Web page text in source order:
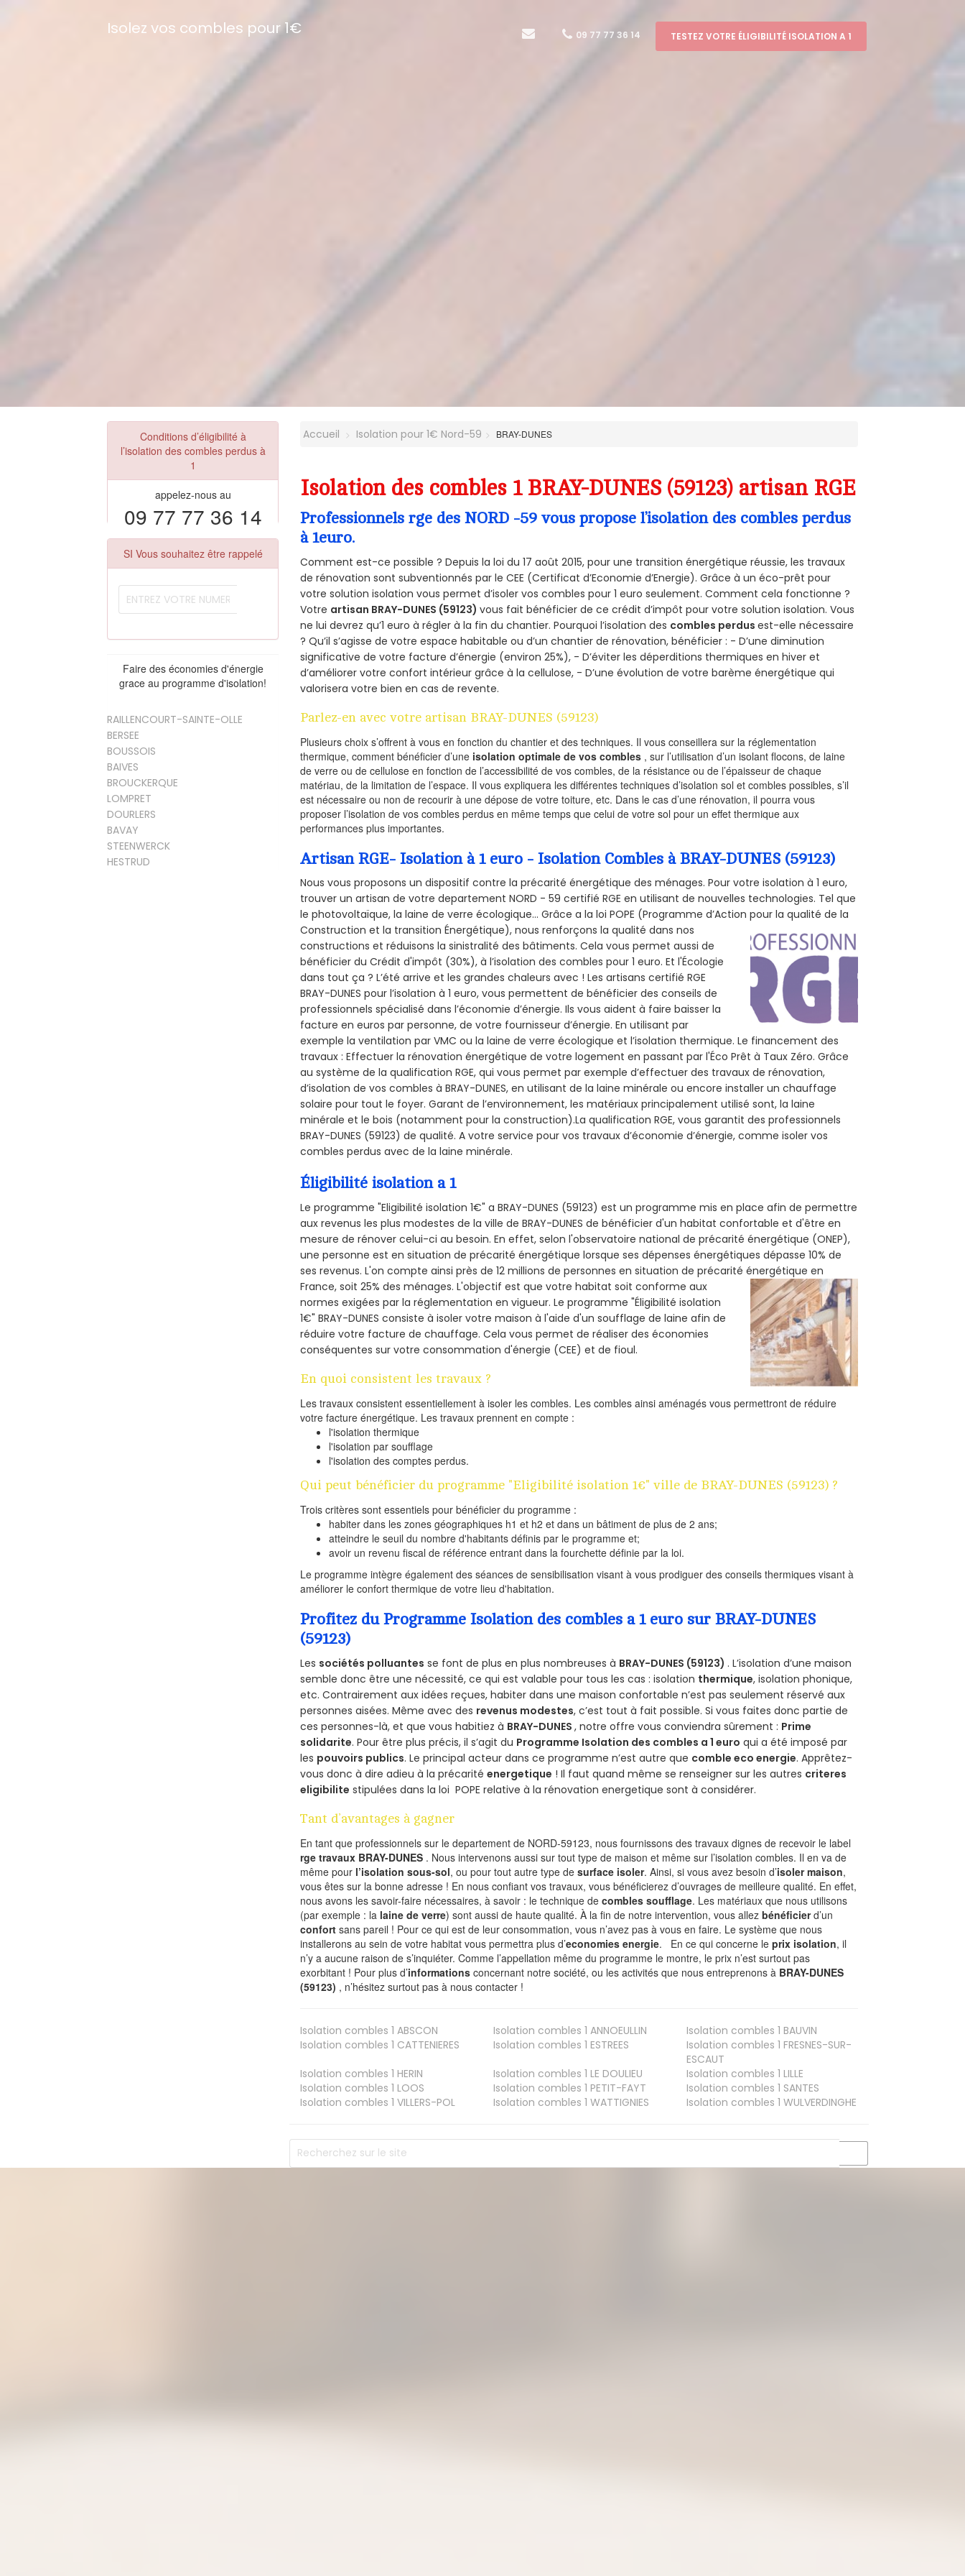
Isolez vos combles pour 1€ 09 77 77 36 14 TESTEZ VOTRE ÉLIGIBILITÉ ISOLATION A 1
Conditions d’éligibilité à
l’isolation des combles perdus à
1
appelez-nous au
09 77 77 36 14
SI Vous souhaitez être rappelé
Faire des économies d'énergie
grace au programme d'isolation!
RAILLENCOURT-SAINTE-OLLE
BERSEE
BOUSSOIS
BAIVES
BROUCKERQUE
LOMPRET
DOURLERS
BAVAY
STEENWERCK
HESTRUD
Accueil Isolation pour 1€ Nord-59 BRAY-DUNES
Isolation des combles 1 BRAY-DUNES (59123) artisan RGE
Professionnels rge des NORD -59 vous propose l’isolation des combles perdus
à 1euro.
Comment est-ce possible ? Depuis la loi du 17 août 2015, pour une transition énergétique réussie, les travaux
de rénovation sont subventionnés par le CEE (Certificat d’Economie d’Energie). Grâce à un éco-prêt pour
votre solution isolation vous permet d’isoler vos combles pour 1 euro seulement. Comment cela fonctionne ?
Votre artisan BRAY-DUNES (59123)vous fait bénéficier de ce crédit d’impôt pour votre solution isolation. Vous
ne lui devrez qu’1 euro à régler à la fin du chantier. Pourquoi l’isolation des combles perdusest-elle nécessaire
? Qu’il s’agisse de votre espace habitable ou d’un chantier de rénovation, bénéficier : - D’une diminution
significative de votre facture d’énergie (environ 25%), - D’éviter les déperditions thermiques en hiver et
d’améliorer votre confort intérieur grâce à la cellulose, - D’une évolution de votre barème énergétique qui
valorisera votre bien en cas de revente.
Parlez-en avec votre artisan BRAY-DUNES (59123)
Plusieurs choix s’offrent à vous en fonction du chantier et des techniques. Il vous conseillera sur la réglementation
thermique, comment bénéficier d’une isolation optimale de vos combles , sur l’utilisation d’un isolant flocons, de laine
de verre ou de cellulose en fonction de l’accessibilité de vos combles, de la résistance ou de l’épaisseur de chaque
matériau, de la limitation de l’espace. Il vous expliquera les différentes techniques d’isolation sol et combles possibles, s’il
est nécessaire ou non de recourir à une dépose de votre toiture, etc. Dans le cas d’une rénovation, il pourra vous
proposer l’isolation de vos combles perdus en même temps que celui de votre sol pour un effet thermique aux
performances plus importantes.
Artisan RGE- Isolation à 1 euro - Isolation Combles à BRAY-DUNES (59123)
Nous vous proposons un dispositif contre la précarité énergétique des ménages. Pour votre isolation à 1 euro,
trouver un artisan de votre departement NORD - 59 certifié RGE en utilisant de nouvelles technologies. Tel que
le photovoltaïque, la laine de verre écologique... Grâce a la loi POPE (Programme d’Action pour la qualité de la
Construction et la transition Énergétique), nous renforçons la qualité dans nos
constructions et réduisons la sinistralité des bâtiments. Cela vous permet aussi de
bénéficier du Crédit d'impôt (30%), à l’isolation des combles pour 1 euro. Et l'Écologie
dans tout ça ? L’été arrive et les grandes chaleurs avec ! Les artisans certifié RGE
BRAY-DUNES pour l’isolation à 1 euro, vous permettent de bénéficier des conseils de
professionnels spécialisé dans l’économie d’énergie. Ils vous aident à faire baisser la
facture en euros par personne, de votre fournisseur d’énergie. En utilisant par
exemple la ventilation par VMC ou la laine de verre écologique et l’isolation thermique. Le financement des
travaux : Effectuer la rénovation énergétique de votre logement en passant par l'Éco Prêt à Taux Zéro. Grâce
au système de la qualification RGE, qui vous permet par exemple d’effectuer des travaux de rénovation,
d’isolation de vos combles à BRAY-DUNES, en utilisant de la laine minérale ou encore installer un chauffage
solaire pour tout le foyer. Garant de l’environnement, les matériaux principalement utilisé sont, la laine
minérale et le bois (notamment pour la construction).La qualification RGE, vous garantit des professionnels
BRAY-DUNES (59123) de qualité. A votre service pour vos travaux d’économie d’énergie, comme isoler vos
combles perdus avec de la laine minérale.
Éligibilité isolation a 1
Le programme "Eligibilité isolation 1€" a BRAY-DUNES (59123) est un programme mis en place afin de permettre
aux revenus les plus modestes de la ville de BRAY-DUNES de bénéficier d'un habitat confortable et d'être en
mesure de rénover celui-ci au besoin. En effet, selon l'observatoire national de précarité énergétique (ONEP),
une personne est en situation de précarité énergétique lorsque ses dépenses énergétiques dépasse 10% de
ses revenus. L'on compte ainsi près de 12 millions de personnes en situation de précarité énergétique en
France, soit 25% des ménages.L'objectif est que votre habitat soit conforme aux
normes exigées par la réglementation en vigueur. Le programme "Éligibilité isolation
1€" BRAY-DUNES consiste à isoler votre maison à l'aide d'un soufflage de laine afin de
réduire votre facture de chauffage. Cela vous permet de réaliser des économies
conséquentes sur votre consommation d'énergie (CEE) et de fioul.
En quoi consistent les travaux ?
Les travaux consistent essentiellement à isoler les combles. Les combles ainsi aménagés vous permettront de réduire
votre facture énergétique. Les travaux prennent en compte :
l'isolation thermique
l'isolation par soufflage
l'isolation des comptes perdus.
Qui peut bénéficier du programme "Eligibilité isolation 1€" ville de BRAY-DUNES (59123) ?
Trois critères sont essentiels pour bénéficier du programme :
habiter dans les zones géographiques h1 et h2 et dans un bâtiment de plus de 2 ans;
atteindre le seuil du nombre d'habitants définis par le programme et;
avoir un revenu fiscal de référence entrant dans la fourchette définie par la loi.
Le programme intègre également des séances de sensibilisation visant à vous prodiguer des conseils thermiques visant à
améliorer le confort thermique de votre lieu d'habitation.
Profitez du Programme Isolation des combles a 1 euro sur BRAY-DUNES
(59123)
Les sociétés polluantes se font de plus en plus nombreuses à BRAY-DUNES (59123) . L’isolation d’une maison
semble donc être une nécessité, ce qui est valable pour tous les cas : isolation thermique, isolation phonique,
etc. Contrairement aux idées reçues, habiter dans une maison confortable n’est pas seulement réservé aux
personnes aisées. Même avec des revenus modestes, c’est tout à fait possible. Si vous faites donc partie de
ces personnes-là, et que vous habitiez à BRAY-DUNES, notre offre vous conviendra sûrement : Prime
solidarite. Pour être plus précis, il s’agit du Programme Isolation des combles a 1 euro qui a été imposé par
les pouvoirs publics. Le principal acteur dans ce programme n’est autre que comble eco energie. Apprêtez-
vous donc à dire adieu à la précaritéenergetique ! Il faut quand même se renseigner sur les autres criteres
eligibilite stipulées dans la loi POPE relative à la rénovation energetique sont à considérer.
Tant d’avantages à gagner
En tant que professionnels sur le departement de NORD-59123, nous fournissons des travaux dignes de recevoir le label
rge travaux BRAY-DUNES . Nous intervenons aussi sur tout type de maison et même sur l’isolation combles. Il en va de
même pour l’isolation sous-sol, ou pour tout autre type desurface isoler. Ainsi, si vous avez besoin d’isoler maison,
vous êtes sur la bonne adresse ! En nous confiant vos travaux, vous bénéficierez d’ouvrages de meilleure qualité. En effet,
nous avons les savoir-faire nécessaires, à savoir : le technique decombles soufflage. Les matériaux que nous utilisons
(par exemple : la laine de verre) sont aussi de haute qualité. À la fin de notre intervention, vous allezbénéficierd’un
confort sans pareil ! Pour ce qui est de leur consommation, vous n’avez pas à vous en faire. Le système que nous
installerons au sein de votre habitat vous permettra plus d’economies energie. En ce qui concerne leprix isolation, il
n’y a aucune raison de s’inquiéter. Comme l’appellation même du programme le montre, le prix n’est surtout pas
exorbitant ! Pour plus d’informations concernant notre société, ou les activités que nous entreprenons à BRAY-DUNES
(59123) , n’hésitez surtout pas à nous contacter !
Isolation combles 1 ABSCON Isolation combles 1 ANNOEULLIN Isolation combles 1 BAUVIN
Isolation combles 1 CATTENIERES Isolation combles 1 ESTREES Isolation combles 1 FRESNES-SUR-
ESCAUT
Isolation combles 1 HERIN Isolation combles 1 LE DOULIEU Isolation combles 1 LILLE
Isolation combles 1 LOOS Isolation combles 1 PETIT-FAYT Isolation combles 1 SANTES
Isolation combles 1 VILLERS-POL Isolation combles 1 WATTIGNIES Isolation combles 1 WULVERDINGHE